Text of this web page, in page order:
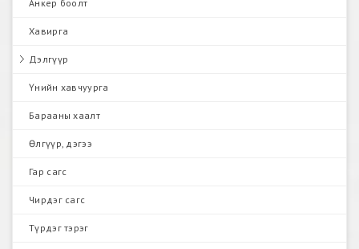
Анкер боолт
Хавирга
Дэлгүүр
Үнийн хавчуурга
Барааны хаалт
Өлгүүр, дэгээ
Гар сагс
Чирдэг сагс
Түрдэг тэрэг